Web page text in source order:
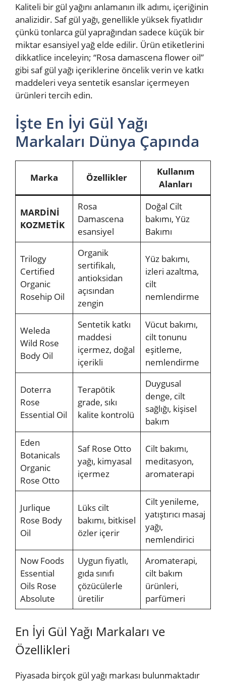
Kaliteli bir gül yağını anlamanın ilk adımı, içeriğinin
analizidir. Saf gül yağı, genellikle yüksek fiyatlıdır
çünkü tonlarca gül yaprağından sadece küçük bir
miktar esansiyel yağ elde edilir. Ürün etiketlerini
dikkatlice inceleyin; “Rosa damascena flower oil”
gibi saf gül yağı içeriklerine öncelik verin ve katkı
maddeleri veya sentetik esanslar içermeyen
ürünleri tercih edin.
İşte En İyi Gül Yağı
Markaları Dünya Çapında
Marka Özellikler
Kullanım
Alanları
MARDİNİ
KOZMETİK
Rosa
Damascena
esansiyel
Doğal Cilt
bakımı, Yüz
Bakımı
Trilogy
Certified
Organic
Rosehip Oil
Organik
sertifikalı,
antioksidan
açısından
zengin
Yüz bakımı,
izleri azaltma,
cilt
nemlendirme
Weleda
Wild Rose
Body Oil
Sentetik katkı
maddesi
içermez, doğal
içerikli
Vücut bakımı,
cilt tonunu
eşitleme,
nemlendirme
Doterra
Rose
Essential Oil
Terapötik
grade, sıkı
kalite kontrolü
Duygusal
denge, cilt
sağlığı, kişisel
bakım
Eden
Botanicals
Organic
Rose Otto
Saf Rose Otto
yağı, kimyasal
içermez
Cilt bakımı,
meditasyon,
aromaterapi
Jurlique
Rose Body
Oil
Lüks cilt
bakımı, bitkisel
özler içerir
Cilt yenileme,
yatıştırıcı masaj
yağı,
nemlendirici
Now Foods
Essential
Oils Rose
Absolute
Uygun fiyatlı,
gıda sınıfı
çözücülerle
üretilir
Aromaterapi,
cilt bakım
ürünleri,
parfümeri
En İyi Gül Yağı Markaları ve
Özellikleri
Piyasada birçok gül yağı markası bulunmaktadır